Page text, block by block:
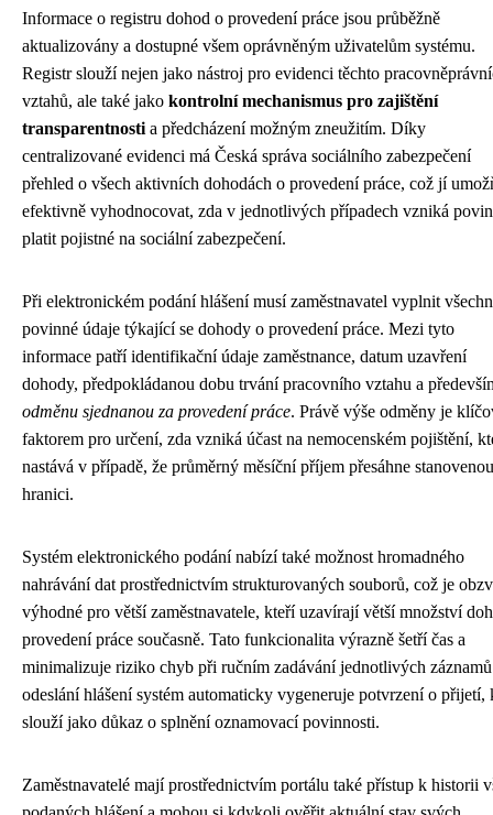
Informace o registru dohod o provedení práce jsou průběžně
aktualizovány a dostupné všem oprávněným uživatelům systému.
Registr slouží nejen jako nástroj pro evidenci těchto
vztahů, ale také jako kontrolní mechanismus pro zajištění
transparentnosti a předcházení možným zneužitím. Díky
centralizované evidenci má Česká správa sociálního zabezpečení
přehled o všech aktivních dohodách o provedení práce, což jí
efektivně vyhodnocovat, zda v jednotlivých případech vzniká
platit pojistné na sociální zabezpečení.
Při elektronickém podání hlášení musí zaměstnavatel vyplnit
povinné údaje týkající se dohody o provedení práce. Mezi tyto
informace patří identifikační údaje zaměstnance, datum uzavření
dohody, předpokládanou dobu trvání pracovního vztahu a
odměnu sjednanou za provedení práce. Právě výše odměny je
faktorem pro určení, zda vzniká účast na nemocenském pojištění,
nastává v případě, že průměrný měsíční příjem přesáhne stanovenou
hranici.
Systém elektronického podání nabízí také možnost hromadného
nahrávání dat prostřednictvím strukturovaných souborů, což je
výhodné pro větší zaměstnavatele, kteří uzavírají větší množství
provedení práce současně. Tato funkcionalita výrazně šetří čas a
minimalizuje riziko chyb při ručním zadávání jednotlivých
odeslání hlášení systém automaticky vygeneruje potvrzení o přijetí,
slouží jako důkaz o splnění oznamovací povinnosti.
Zaměstnavatelé mají prostřednictvím portálu také přístup k historii